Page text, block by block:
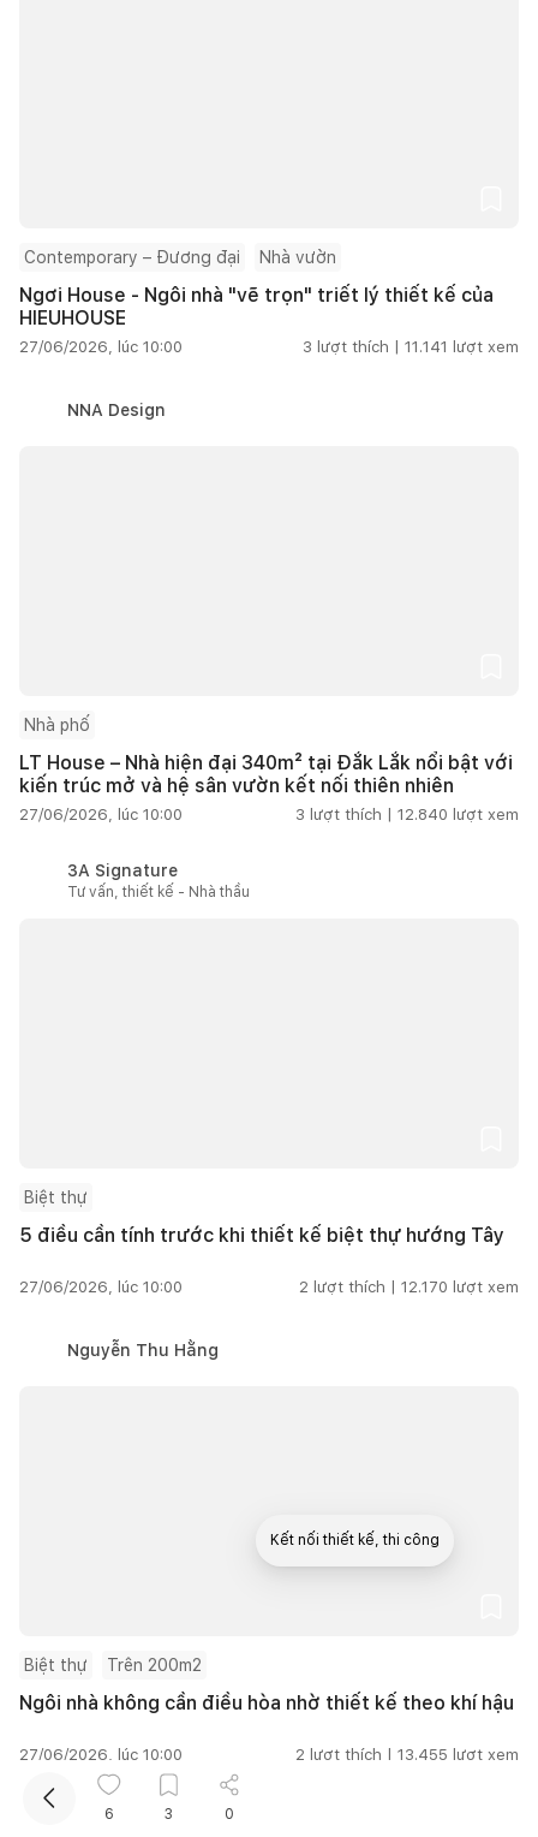
Contemporary – Đương đại Nhà vườn
Ngơi House - Ngôi nhà "vẽ trọn" triết lý thiết kế của
HIEUHOUSE
27/06/2026, lúc 10:00 3 lượt thích | 11.141 lượt xem
NNA Design
Nhà phố
LT House – Nhà hiện đại 340m² tại Đắk Lắk nổi bật với
kiến trúc mở và hệ sân vườn kết nối thiên nhiên
27/06/2026, lúc 10:00 3 lượt thích | 12.840 lượt xem
3A Signature
Tư vấn, thiết kế - Nhà thầu
Biệt thự
5 điều cần tính trước khi thiết kế biệt thự hướng Tây
27/06/2026, lúc 10:00 2 lượt thích | 12.170 lượt xem
Nguyễn Thu Hằng
Biệt thự Trên 200m2
Ngôi nhà không cần điều hòa nhờ thiết kế theo khí hậu
27/06/2026, lúc 10:00 2 lượt thích | 13.455 lượt xem
Thu Nguyễn
6 3 0
Kết nối thiết kế, thi công